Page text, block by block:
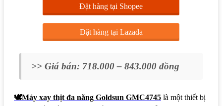
Đặt hàng tại Shopee
Đặt hàng tại Lazada
>> Giá bán: 718.000 – 843.000 đồng
🕊️Máy xay thịt đa năng Goldsun GMC4745 là một thiết bị